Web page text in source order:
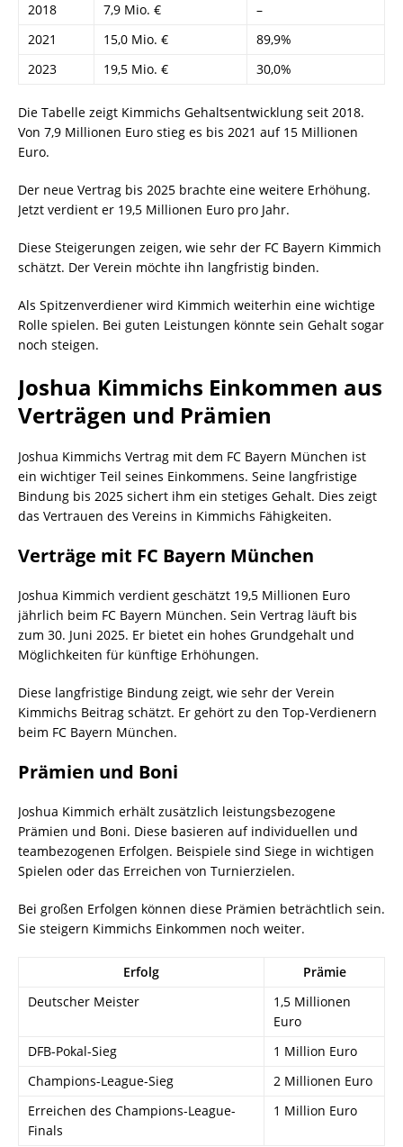
2018
7,9 Mio. €
–
2021
15,0 Mio. €
89,9%
2023
19,5 Mio. € 30,0%
Die Tabelle zeigt Kimmichs Gehaltsentwicklung seit 2018.
Von 7,9 Millionen Euro stieg es bis 2021 auf 15 Millionen
Euro.
Der neue Vertrag bis 2025 brachte eine weitere Erhöhung.
Jetzt verdient er 19,5 Millionen Euro pro Jahr.
Diese Steigerungen zeigen, wie sehr der FC Bayern Kimmich
schätzt. Der Verein möchte ihn langfristig binden.
Als Spitzenverdiener wird Kimmich weiterhin eine wichtige
Rolle spielen. Bei guten Leistungen könnte sein Gehalt sogar
noch steigen.
Joshua Kimmichs Einkommen aus
Verträgen und Prämien
Joshua Kimmichs Vertrag mit dem FC Bayern München ist
ein wichtiger Teil seines Einkommens. Seine langfristige
Bindung bis 2025 sichert ihm ein stetiges Gehalt. Dies zeigt
das Vertrauen des Vereins in Kimmichs Fähigkeiten.
Verträge mit FC Bayern München
Joshua Kimmich verdient geschätzt 19,5 Millionen Euro
jährlich beim FC Bayern München. Sein Vertrag läuft bis
zum 30. Juni 2025. Er bietet ein hohes Grundgehalt und
Möglichkeiten für künftige Erhöhungen.
Diese langfristige Bindung zeigt, wie sehr der Verein
Kimmichs Beitrag schätzt. Er gehört zu den Top-Verdienern
beim FC Bayern München.
Prämien und Boni
Joshua Kimmich erhält zusätzlich leistungsbezogene
Prämien und Boni. Diese basieren auf individuellen und
teambezogenen Erfolgen. Beispiele sind Siege in wichtigen
Spielen oder das Erreichen von Turnierzielen.
Bei großen Erfolgen können diese Prämien beträchtlich sein.
Sie steigern Kimmichs Einkommen noch weiter.
Erfolg
Prämie
Deutscher Meister
1,5 Millionen
Euro
DFB-Pokal-Sieg
1 Million Euro
Champions-League-Sieg
2 Millionen Euro
Erreichen des Champions-League-
Finals
1 Million Euro